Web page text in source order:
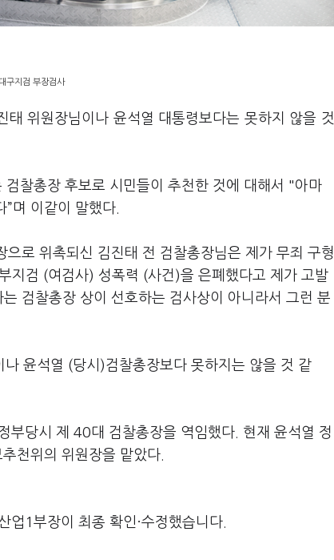
구지검 부장검사
위원장님이나 윤석열 대통령보다는 못하지 않을 것
찰총장 후보로 시민들이 추천한 것에 대해서 "아마
며 이같이 말했다.
로 위촉되신 김진태 전 검찰총장님은 제가 무죄 구형
지검 (여검사) 성폭력 (사건)을 은폐했다고 제가 고발
검찰총장 상이 선호하는 검사상이 아니라서 그런 분
윤석열 (당시)검찰총장보다 못하지는 않을 것 같
부당시 제 40대 검찰총장을 역임했다. 현재 윤석열 정
천위의 위원장을 맡았다.
업1부장이 최종 확인·수정했습니다.